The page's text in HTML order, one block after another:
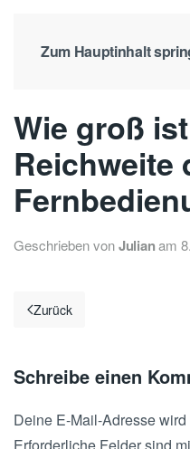
Zum Hauptinhalt
Wie groß
Reichweite
Geschrieben vonJulianam
Zurück
Schreibe einen
Deine E-Mail-Adresse